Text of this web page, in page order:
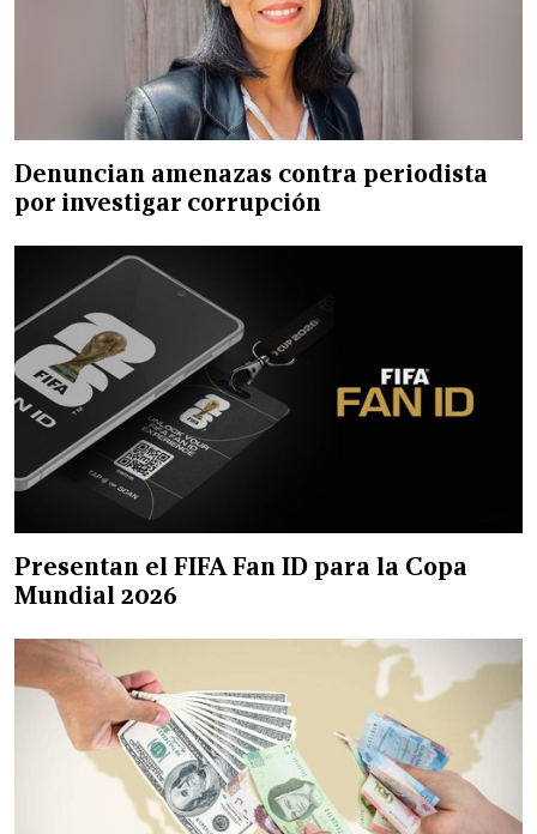
Denuncian amenazas contra periodista
por investigar corrupción
Presentan el FIFA Fan ID para la Copa
Mundial 2026